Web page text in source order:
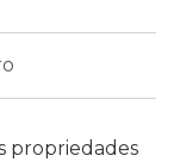
propriedades